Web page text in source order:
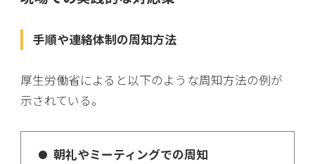
手順や連絡体制の周知方法
厚生労働省によると以下のような周知方法の例が
示されている。
朝礼やミーティングでの周知